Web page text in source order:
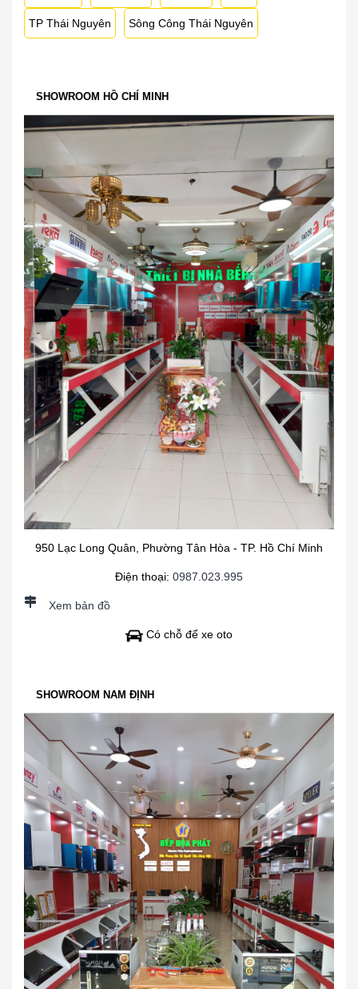
TP Thái Nguyên Sông Công Thái Nguyên
SHOWROOM HỒ CHÍ MINH
950 Lạc Long Quân, Phường Tân Hòa - TP. Hồ Chí Minh
Điện thoại: 0987.023.995
Xem bản đồ
Có chỗ để xe oto
SHOWROOM NAM ĐỊNH